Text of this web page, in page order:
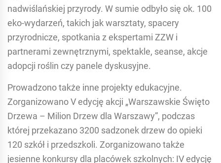
nadwiślańskiej przyrody. W sumie odbyło się ok. 100
eko-wydarzeń, takich jak warsztaty, spacery
przyrodnicze, spotkania z ekspertami ZZW i
partnerami zewnętrznymi, spektakle, seanse, akcje
adopcji roślin czy panele dyskusyjne.
Prowadzono także inne projekty edukacyjne.
Zorganizowano V edycję akcji „Warszawskie Święto
Drzewa – Milion Drzew dla Warszawy”, podczas
której przekazano 3200 sadzonek drzew do opieki
120 szkół i przedszkoli. Zorganizowano także
jesienne konkursy dla placówek szkolnych: IV edycję